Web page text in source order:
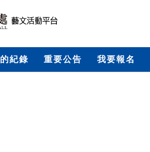
紀錄 重要公告 我要報名